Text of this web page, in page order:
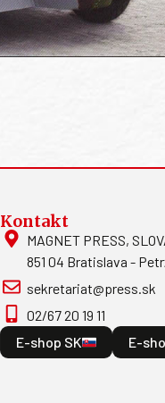
Kontakt
MAGNET PRESS,
851 04 Bratislava -
sekretariat@press.sk
02/67 20 19 11
E-shop SK
E-